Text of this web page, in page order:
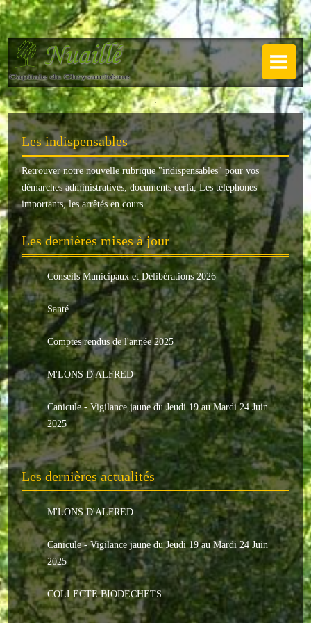
NUAILLÉ
Plan de Nuaillé
Sentiers pédestres
Guide annuel
Histoire
Galerie
LA MAIRIE
Horaires
Agence postale
Le conseil municipal
Les commissions
Les comptes rendus
Le personnel communal
L'Echo de Nuaillé
Tarifs et locations
Galeries photos
INDISPENSABLES
Nouveaux arrivants
.
Les indispensables
Retrouver notre nouvelle rubrique "indispensables" pour vos
démarches administratives, documents cerfa, Les téléphones
importants, les arrêtés en cours ...
Les dernières mises à jour
Conseils Municipaux et Délibérations 2026
Santé
Comptes rendus de l'année 2025
M'LONS D'ALFRED
Canicule - Vigilance jaune du Jeudi 19 au Mardi 24 Juin
2025
Les dernières actualités
M'LONS D'ALFRED
Canicule - Vigilance jaune du Jeudi 19 au Mardi 24 Juin
2025
COLLECTE BIODECHETS